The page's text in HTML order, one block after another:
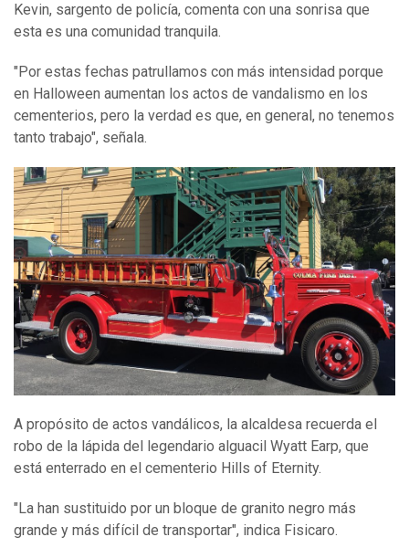
Kevin, sargento de policía, comenta con una sonrisa que
esta es una comunidad tranquila.
"Por estas fechas patrullamos con más intensidad porque
en Halloween aumentan los actos de vandalismo en los
cementerios, pero la verdad es que, en general, no tenemos
tanto trabajo", señala.
A propósito de actos vandálicos, la alcaldesa recuerda el
robo de la lápida del legendario alguacil Wyatt Earp, que
está enterrado en el cementerio Hills of Eternity.
"La han sustituido por un bloque de granito negro más
grande y más difícil de transportar", indica Fisicaro.